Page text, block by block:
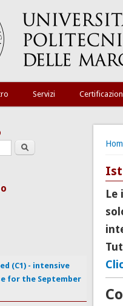
Servizi
Tu
Le
Search this site
(C1) - intensive
for the September